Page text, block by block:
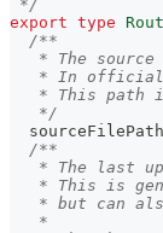
*/
export type
/**
* The source
* In
* This path
   */
  sourceFilePath
/**
* The last
* This is
* but can
   *